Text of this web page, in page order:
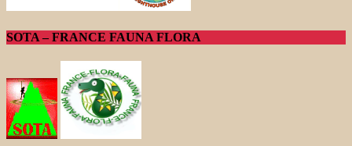
SOTA – FRANCE FAUNA FLORA